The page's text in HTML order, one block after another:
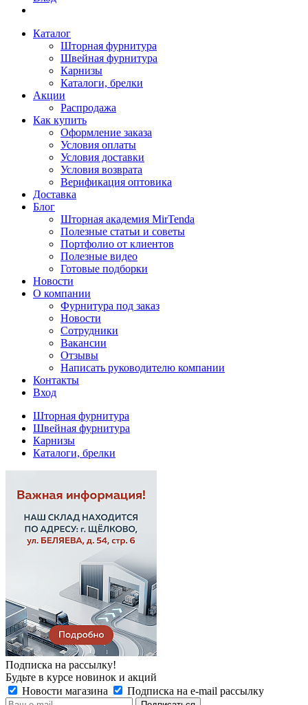
Каталог
Шторная фурнитура
Швейная фурнитура
Карнизы
Каталоги, брелки
Акции
Распродажа
Как купить
Оформление заказа
Условия оплаты
Условия доставки
Условия возврата
Верификация оптовика
Доставка
Блог
Шторная академия MirTenda
Полезные статьи и советы
Портфолио от клиентов
Полезные видео
Готовые подборки
Новости
О компании
Фурнитура под заказ
Новости
Сотрудники
Вакансии
Отзывы
Написать руководителю компании
Контакты
Вход
Шторная фурнитура
Швейная фурнитура
Карнизы
Каталоги, брелки
Подписка на рассылку!
Будьте в курсе новинок и акций
Новости магазина
Подписка на e-mail рассылку